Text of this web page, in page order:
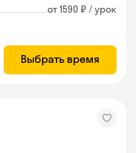
от 1590 ₽ / урок
Выбрать время